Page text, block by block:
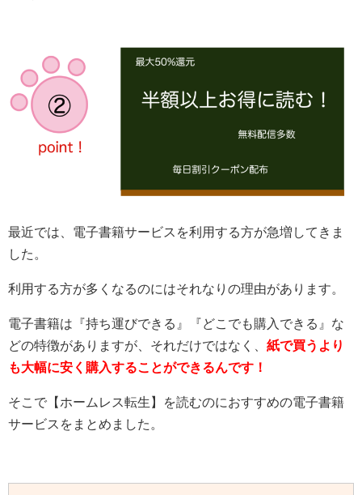
最近では、電子書籍サービスを利用する方が急増してきま
した。
利用する方が多くなるのにはそれなりの理由があります。
電子書籍は『持ち運びできる』『どこでも購入できる』な
どの特徴がありますが、それだけではなく、 紙で買うより
も大幅に安く購入することができるんです！
そこで【ホームレス転生】を読むのにおすすめの電子書籍
サービスをまとめました。